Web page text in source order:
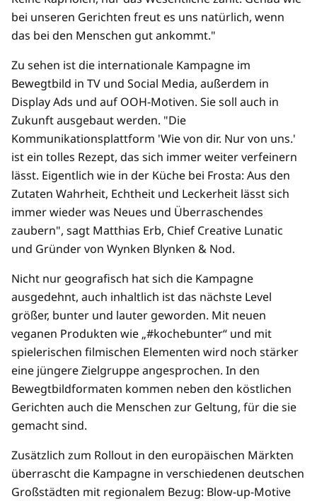
bei unseren Gerichten freut es uns natürlich, wenn
das bei den Menschen gut ankommt."
Zu sehen ist die internationale Kampagne im
Bewegtbild in TV und Social Media, außerdem in
Display Ads und auf OOH-Motiven. Sie soll auch in
Zukunft ausgebaut werden. "Die
Kommunikationsplattform 'Wie von dir. Nur von uns.'
ist ein tolles Rezept, das sich immer weiter verfeinern
lässt. Eigentlich wie in der Küche bei Frosta: Aus den
Zutaten Wahrheit, Echtheit und Leckerheit lässt sich
immer wieder was Neues und Überraschendes
zaubern", sagt Matthias Erb, Chief Creative Lunatic
und Gründer von Wynken Blynken & Nod.
Nicht nur geografisch hat sich die Kampagne
ausgedehnt, auch inhaltlich ist das nächste Level
größer, bunter und lauter geworden. Mit neuen
veganen Produkten wie „#kochebunter“ und mit
spielerischen filmischen Elementen wird noch stärker
eine jüngere Zielgruppe angesprochen. In den
Bewegtbildformaten kommen neben den köstlichen
Gerichten auch die Menschen zur Geltung, für die sie
gemacht sind.
Zusätzlich zum Rollout in den europäischen Märkten
überrascht die Kampagne in verschiedenen deutschen
Großstädten mit regionalem Bezug: Blow-up-Motive